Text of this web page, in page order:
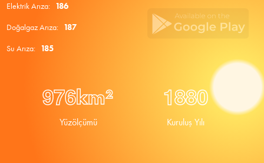
Elektrik Arıza: 186
Doğalgaz Arıza: 187
Su Arıza: 185
976km²
Yüzölçümü
1880
Kuruluş Yılı